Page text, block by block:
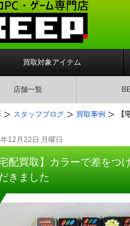
買取対象アイテム
店舗一覧
スタッフブログ 買取事例
12月22日 月曜日
宅配買取】カラーで差を
きました